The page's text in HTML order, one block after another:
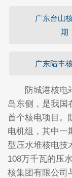
广东台山
期
广东陆丰
防城港核电
岛东侧，是我国
首个核电项目。
电机组，其中一
型压水堆核电技
108万千瓦的压
核集团有限公司